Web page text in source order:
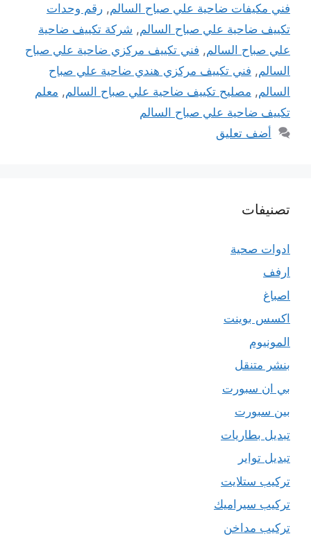
فني مكيفات ضاحية علي صباح السالم, رقم وحدات
تكييف ضاحية علي صباح السالم, شركة تكييف ضاحية
علي صباح السالم, فني تكييف مركزي ضاحية علي صباح
السالم, فني تكييف مركزي هندي ضاحية علي صباح
السالم, مصليح تكييف ضاحية علي صباح السالم, معلم
تكييف ضاحية علي صباح السالم
أضف تعليق
تصنيفات
ادوات صحية
ارفف
اصباغ
اكسس بوينت
المونيوم
بنشر متنقل
بي ان سبورت
بين سبورت
تبديل بطاريات
تبديل تواير
تركيب ستلايت
تركيب سيراميك
تركيب مداخن